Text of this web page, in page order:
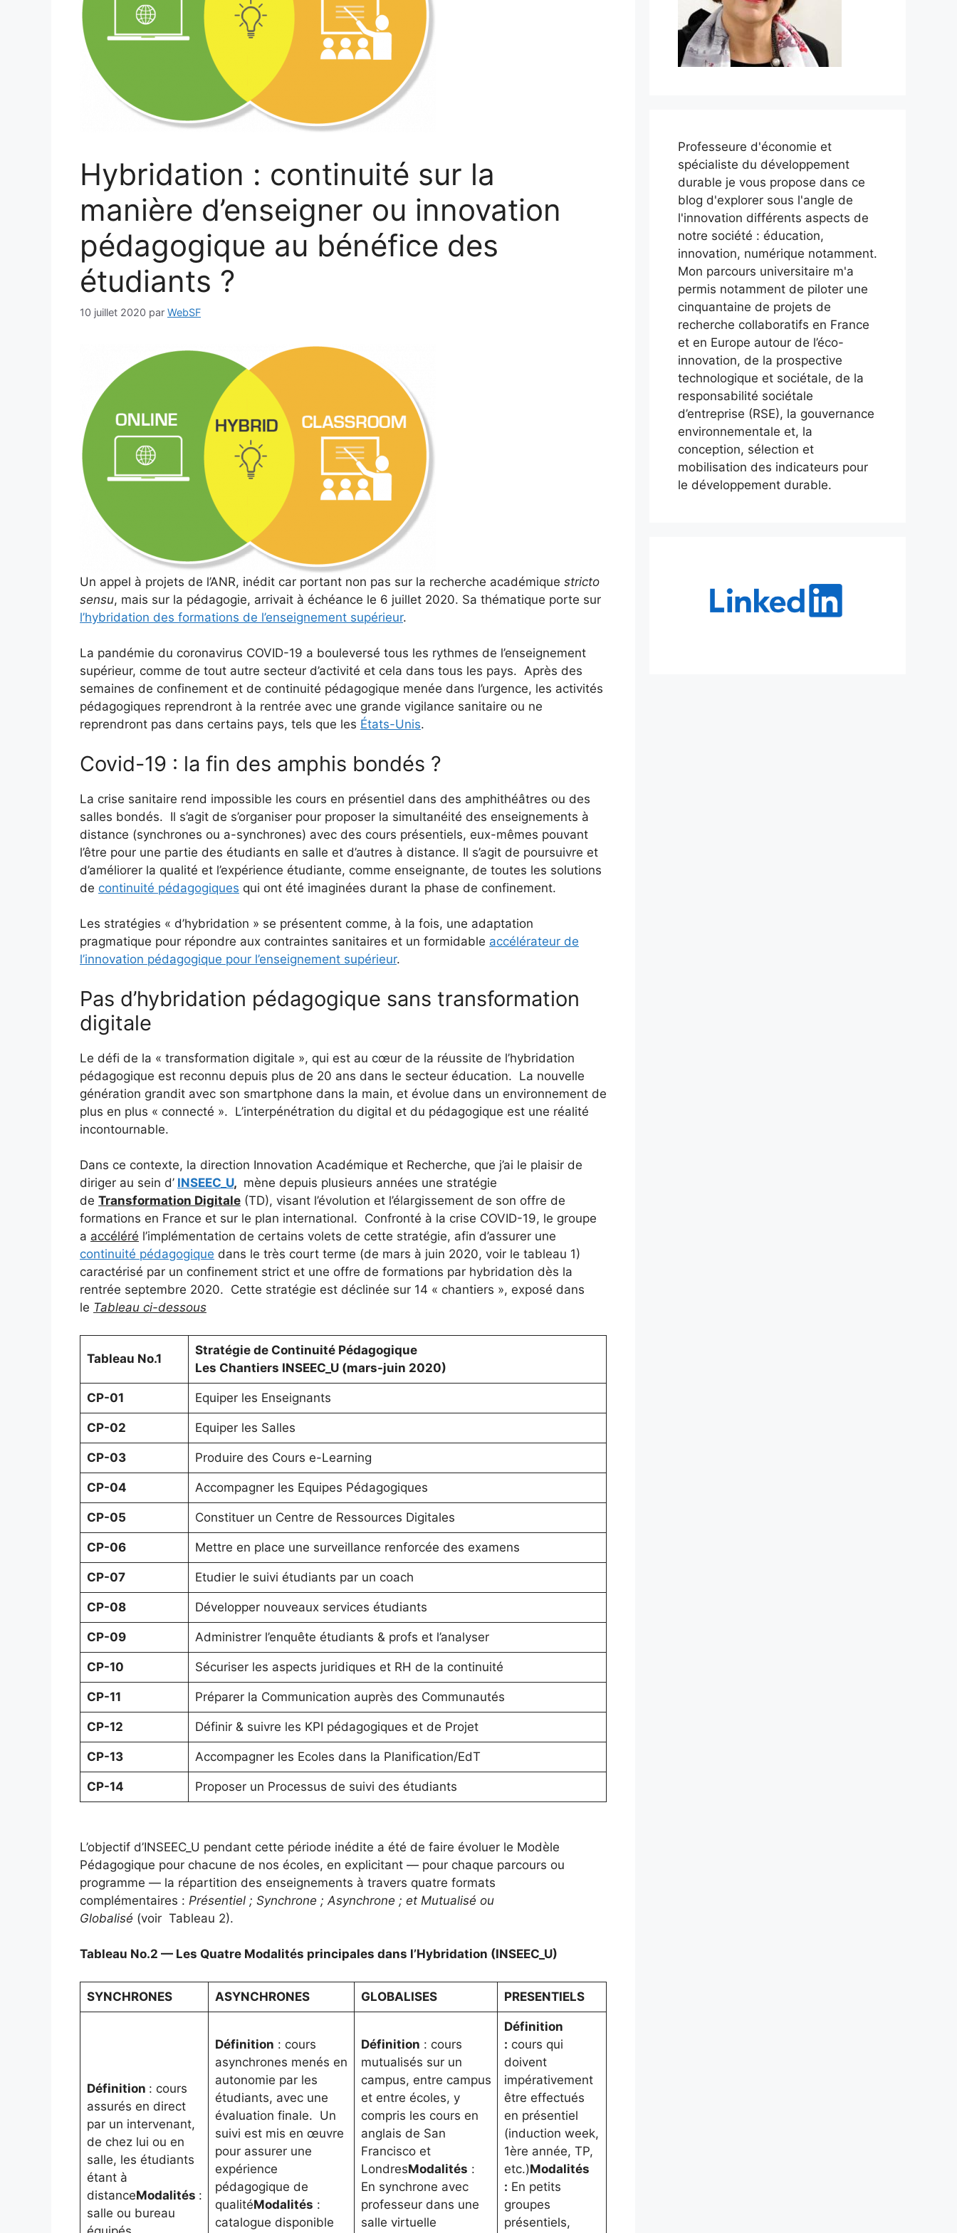
Hybridation : continuité sur la
manière d’enseigner ou innovation
pédagogique au bénéfice des
étudiants ?
10 juillet 2020 par WebSF
Un appel à projets de l’ANR, inédit car portant non pas sur la recherche académique stricto
sensu, mais sur la pédagogie, arrivait à échéance le 6 juillet 2020. Sa thématique porte sur
l’hybridation des formations de l’enseignement supérieur.
La pandémie du coronavirus COVID-19 a bouleversé tous les rythmes de l’enseignement
supérieur, comme de tout autre secteur d’activité et cela dans tous les pays. Après des
semaines de confinement et de continuité pédagogique menée dans l’urgence, les activités
pédagogiques reprendront à la rentrée avec une grande vigilance sanitaire ou ne
reprendront pas dans certains pays, tels que les États-Unis.
Covid-19 : la fin des amphis bondés ?
La crise sanitaire rend impossible les cours en présentiel dans des amphithéâtres ou des
salles bondés. Il s’agit de s’organiser pour proposer la simultanéité des enseignements à
distance (synchrones ou a-synchrones) avec des cours présentiels, eux-mêmes pouvant
l’être pour une partie des étudiants en salle et d’autres à distance. Il s’agit de poursuivre et
d’améliorer la qualité et l’expérience étudiante, comme enseignante, de toutes les solutions
de continuité pédagogiques qui ont été imaginées durant la phase de confinement.
Les stratégies « d’hybridation » se présentent comme, à la fois, une adaptation
pragmatique pour répondre aux contraintes sanitaires et un formidable accélérateur de
l’innovation pédagogique pour l’enseignement supérieur.
Pas d’hybridation pédagogique sans transformation
digitale
Le défi de la « transformation digitale », qui est au cœur de la réussite de l’hybridation
pédagogique est reconnu depuis plus de 20 ans dans le secteur éducation. La nouvelle
génération grandit avec son smartphone dans la main, et évolue dans un environnement de
plus en plus « connecté ». L’interpénétration du digital et du pédagogique est une réalité
incontournable.
Dans ce contexte, la direction Innovation Académique et Recherche, que j’ai le plaisir de
diriger au sein d’ INSEEC_U, mène depuis plusieurs années une stratégie
de Transformation Digitale (TD), visant l’évolution et l’élargissement de son offre de
formations en France et sur le plan international. Confronté à la crise COVID-19, le groupe
a accéléré l’implémentation de certains volets de cette stratégie, afin d’assurer une
continuité pédagogique dans le très court terme (de mars à juin 2020, voir le tableau 1)
caractérisé par un confinement strict et une offre de formations par hybridation dès la
rentrée septembre 2020. Cette stratégie est déclinée sur 14 « chantiers », exposé dans
le Tableau ci-dessous
Tableau No.1
Stratégie de Continuité Pédagogique
Les Chantiers INSEEC_U (mars-juin 2020)
CP-01 Equiper les Enseignants
CP-02 Equiper les Salles
CP-03 Produire des Cours e-Learning
CP-04 Accompagner les Equipes Pédagogiques
CP-05 Constituer un Centre de Ressources Digitales
CP-06 Mettre en place une surveillance renforcée des examens
CP-07 Etudier le suivi étudiants par un coach
CP-08 Développer nouveaux services étudiants
CP-09 Administrer l’enquête étudiants & profs et l’analyser
CP-10 Sécuriser les aspects juridiques et RH de la continuité
CP-11 Préparer la Communication auprès des Communautés
CP-12 Définir & suivre les KPI pédagogiques et de Projet
CP-13 Accompagner les Ecoles dans la Planification/EdT
CP-14 Proposer un Processus de suivi des étudiants
L’objectif d’INSEEC_U pendant cette période inédite a été de faire évoluer le Modèle
Pédagogique pour chacune de nos écoles, en explicitant — pour chaque parcours ou
programme — la répartition des enseignements à travers quatre formats
complémentaires : Présentiel ; Synchrone ; Asynchrone ; et Mutualisé ou
Globalisé (voir Tableau 2).
Tableau No.2 — Les Quatre Modalités principales dans l’Hybridation (INSEEC_U)
SYNCHRONES ASYNCHRONES GLOBALISES PRESENTIELS
Définition : cours
assurés en direct
par un intervenant,
de chez lui ou en
salle, les étudiants
étant à
distanceModalités :
salle ou bureau
Définition : cours
asynchrones menés en
autonomie par les
étudiants, avec une
évaluation finale. Un
suivi est mis en œuvre
pour assurer une
expérience
pédagogique de
qualitéModalités :
catalogue disponible
Définition : cours
mutualisés sur un
campus, entre campus
et entre écoles, y
compris les cours en
anglais de San
Francisco et
LondresModalités :
En synchrone avec
professeur dans une
salle virtuelle
Définition
: cours qui
doivent
impérativement
être effectués
en présentiel
(induction week,
1ère année, TP,
etc.)Modalités
: En petits
groupes
présentiels,
Professeure d'économie et
spécialiste du développement
durable je vous propose dans ce
blog d'explorer sous l'angle de
l'innovation différents aspects de
notre société : éducation,
innovation, numérique notamment.
Mon parcours universitaire m'a
permis notamment de piloter une
cinquantaine de projets de
recherche collaboratifs en France
et en Europe autour de l’éco-
innovation, de la prospective
technologique et sociétale, de la
responsabilité sociétale
d’entreprise (RSE), la gouvernance
environnementale et, la
conception, sélection et
mobilisation des indicateurs pour
le développement durable.